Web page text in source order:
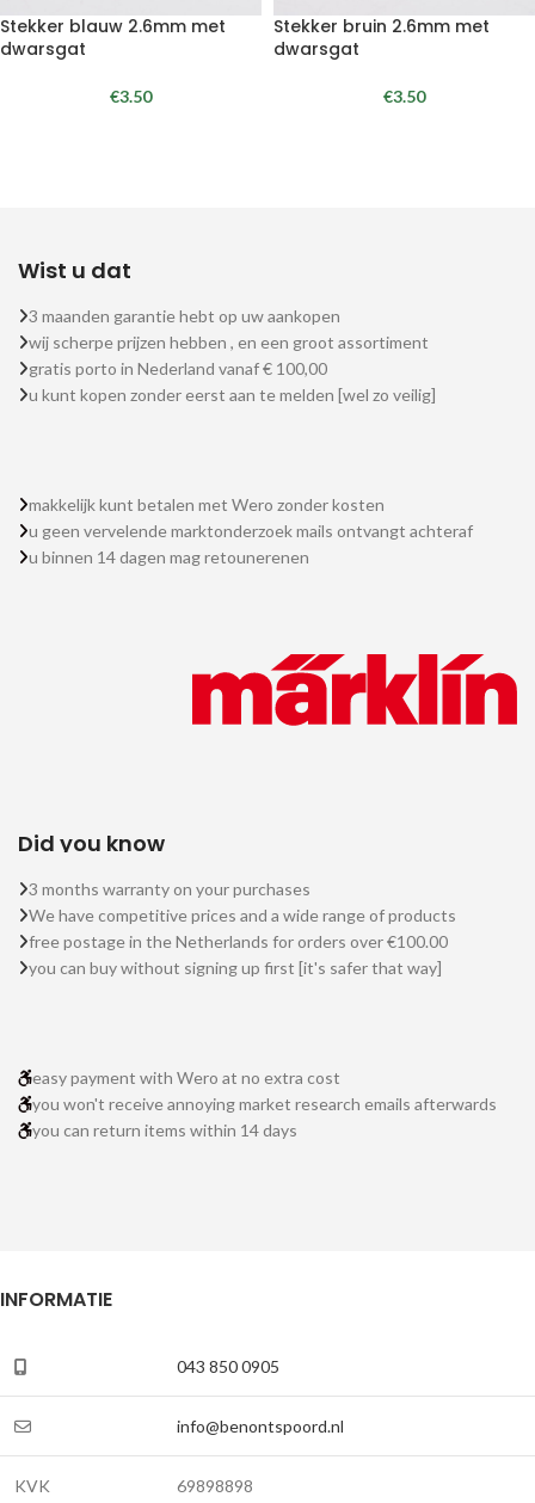
Stekker blauw 2.6mm met
dwarsgat
€3.50
Stekker bruin 2.6mm met
dwarsgat
€3.50
Wist u dat
3 maanden garantie hebt op uw aankopen
wij scherpe prijzen hebben , en een groot assortiment
gratis porto in Nederland vanaf € 100,00
u kunt kopen zonder eerst aan te melden [wel zo veilig]
makkelijk kunt betalen met Wero zonder kosten
u geen vervelende marktonderzoek mails ontvangt achteraf
u binnen 14 dagen mag retounerenen
Did you know
3 months warranty on your purchases
We have competitive prices and a wide range of products
free postage in the Netherlands for orders over €100.00
you can buy without signing up first [it's safer that way]
easy payment with Wero at no extra cost
you won't receive annoying market research emails afterwards
you can return items within 14 days
INFORMATIE
043 850 0905
info@benontspoord.nl
KVK 69898898